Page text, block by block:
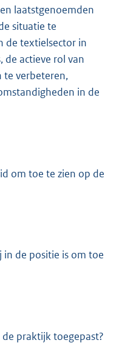
laatstgenoemden
situatie te
de textielsector in
de actieve rol van
te verbeteren,
in de
om toe te zien op de
in de positie is om toe
praktijk toegepast?